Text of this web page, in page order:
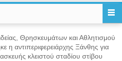
Θρησκευμάτων και Αθλητισμού
η αντιπεριφερειάρχης Ξάνθης για
κλειστού σταδίου στίβου